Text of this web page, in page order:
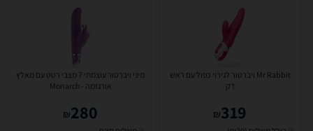
Mr Rabbit ויברטור לגירוי כפול עם ראש
דק
319
₪
מיני ויברטור עוצמתי 7 מצבי רטט עם מאלץ
אורגזמה - Monarch
280
₪